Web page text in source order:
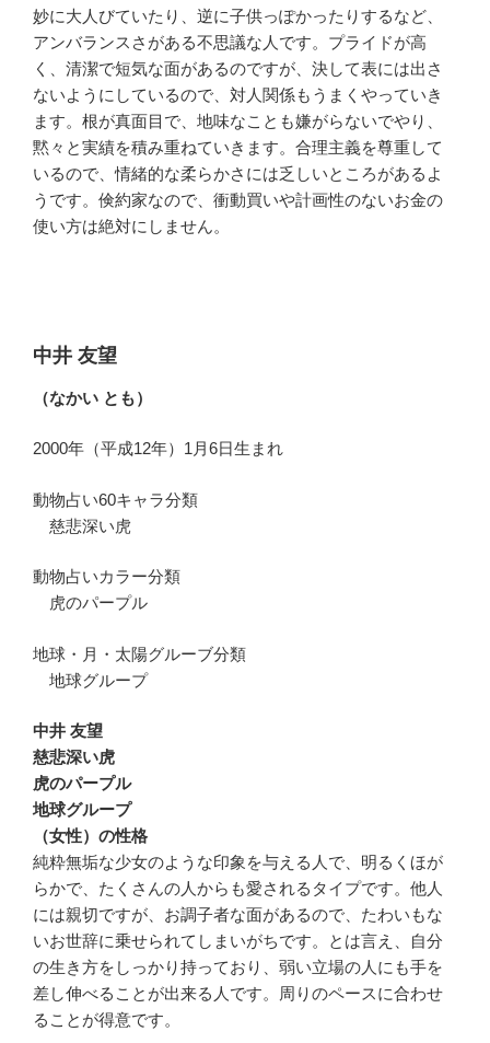
妙に大人びていたり、逆に子供っぽかったりするなど、
アンバランスさがある不思議な人です。プライドが高
く、清潔で短気な面があるのですが、決して表には出さ
ないようにしているので、対人関係もうまくやっていき
ます。根が真面目で、地味なことも嫌がらないでやり、
黙々と実績を積み重ねていきます。合理主義を尊重して
いるので、情緒的な柔らかさには乏しいところがあるよ
うです。倹約家なので、衝動買いや計画性のないお金の
使い方は絶対にしません。
中井 友望
（なかい とも）
2000年（平成12年）1月6日生まれ
動物占い60キャラ分類
慈悲深い虎
動物占いカラー分類
虎のパープル
地球・月・太陽グルーブ分類
地球グループ
中井 友望
慈悲深い虎
虎のパープル
地球グループ
（女性）の性格
純粋無垢な少女のような印象を与える人で、明るくほが
らかで、たくさんの人からも愛されるタイプです。他人
には親切ですが、お調子者な面があるので、たわいもな
いお世辞に乗せられてしまいがちです。とは言え、自分
の生き方をしっかり持っており、弱い立場の人にも手を
差し伸べることが出来る人です。周りのペースに合わせ
ることが得意です。